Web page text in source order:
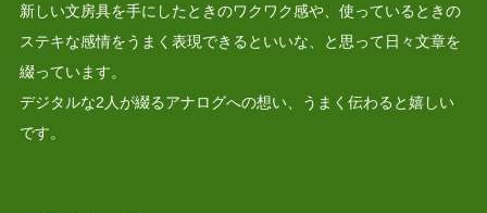
新しい文房具を手にしたときのワクワク感や、使っているときの
ステキな感情をうまく表現できるといいな、と思って日々文章を
綴っています。
デジタルな2人が綴るアナログへの想い、うまく伝わると嬉しい
です。